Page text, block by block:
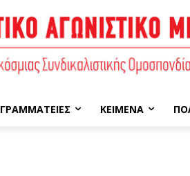
ΓΡΑΜΜΑΤΕΊΕΣ ΚΕΊΜΕΝΑ